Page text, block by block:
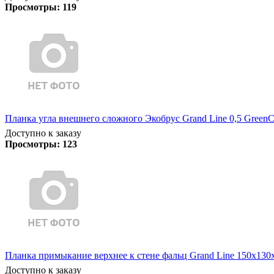
Просмотры: 119
Планка угла внешнего сложного Экобрус Grand Line 0,5
Доступно к заказу
Просмотры: 123
Планка примыкание верхнее к стене фальц Grand Line
Доступно к заказу